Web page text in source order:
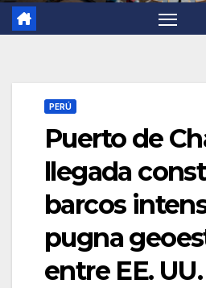
PERÚ
Puerto de
llegada
barcos
pugna
entre EE.